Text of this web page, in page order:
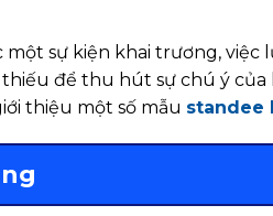
một sự kiện khai trương,
để thu hút sự chú ý của
thiệu một số mẫu standee